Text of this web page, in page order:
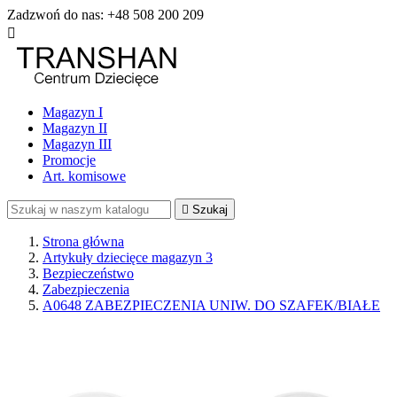
Zadzwoń do nas: +48 508 200 209

Magazyn I
Magazyn II
Magazyn III
Promocje
Art. komisowe
 Szukaj
Strona główna
Artykuły dziecięce magazyn 3
Bezpieczeństwo
Zabezpieczenia
A0648 ZABEZPIECZENIA UNIW. DO SZAFEK/BIAŁE